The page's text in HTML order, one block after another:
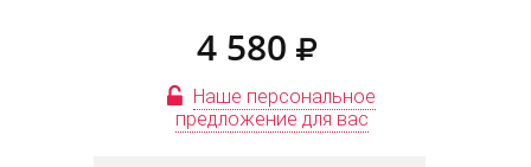
4 580
Наше персональное
предложение для вас